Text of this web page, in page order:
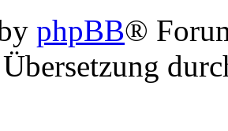
phpBB®